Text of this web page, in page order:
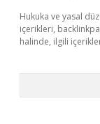
Hukuka ve yasal
içerikleri,
halinde, ilgili